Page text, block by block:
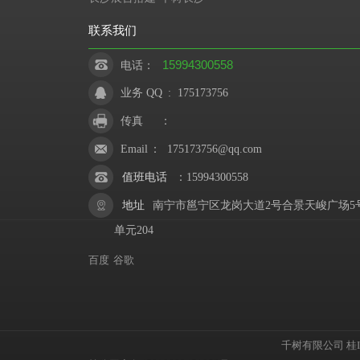
联系我们
电话： 15994300558
业务 QQ : 175173756
传真 ：
Email ： 175173756@qq.com
值班电话 ： 15994300558
地址 南宁市邕宁区龙岗大道2号合景天峻广场5
单元204
百度 谷歌
千树有限公司 桂